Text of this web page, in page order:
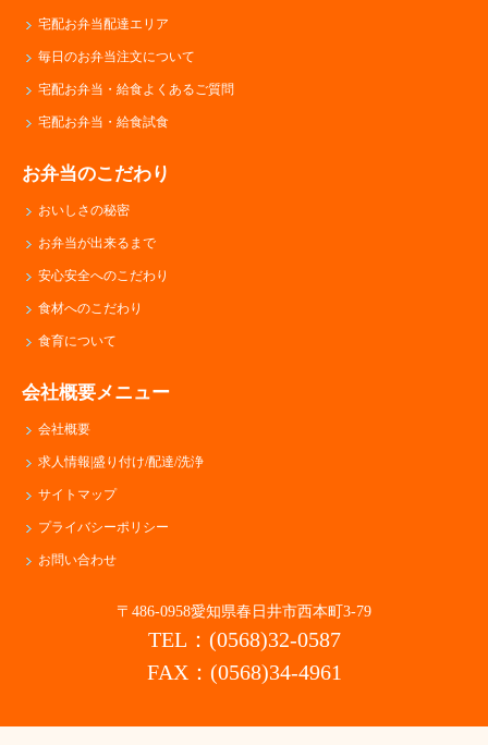
宅配お弁当配達エリア
毎日のお弁当注文について
宅配お弁当・給食よくあるご質問
宅配お弁当・給食試食
お弁当のこだわり
おいしさの秘密
お弁当が出来るまで
安心安全へのこだわり
食材へのこだわり
食育について
会社概要メニュー
会社概要
求人情報|盛り付け/配達/洗浄
サイトマップ
プライバシーポリシー
お問い合わせ
〒486-0958愛知県春日井市西本町3-79
TEL：(0568)32-0587
FAX：(0568)34-4961